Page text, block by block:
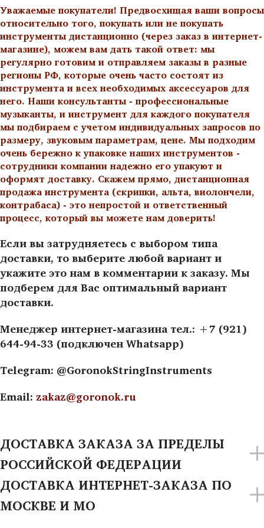
Уважаемые покупатели! Предвосхищая ваши вопросы
относительно того, покупать или не покупать
инструменты дистанционно (через заказ в интернет-
магазине), можем вам дать такой ответ: мы
регулярно готовим и отправляем заказы в разные
регионы РФ, которые очень часто состоят из
инструмента и всех необходимых аксессуаров для
него. Наши консультанты - профессиональные
музыканты, и инструмент для каждого покупателя
мы подбираем с учетом индивидуальных запросов по
размеру, звуковым параметрам, цене. Мы подходим
очень бережно к упаковке наших инструментов -
сотрудники компании надежно его упакуют и
оформят доставку. Скажем прямо, дистанционная
продажа инструмента (скрипки, альта, виолончели,
контрабаса) - это непростой и ответственный
процесс, который вы можете нам доверить!
Если вы затрудняетесь с выбором типа
доставки, то выберите любой вариант и
укажите это нам в комментарии к заказу. Мы
подберем для Вас оптимальный вариант
доставки.
Менеджер интернет-магазина тел.: +7 (921)
644-94-33 (подключен Whatsapp)
Telegram: @GoronokStringInstruments
Email: zakaz@goronok.ru
ДОСТАВКА ЗАКАЗА ЗА ПРЕДЕЛЫ
РОССИЙСКОЙ ФЕДЕРАЦИИ
ДОСТАВКА ИНТЕРНЕТ-ЗАКАЗА ПО
МОСКВЕ И МО